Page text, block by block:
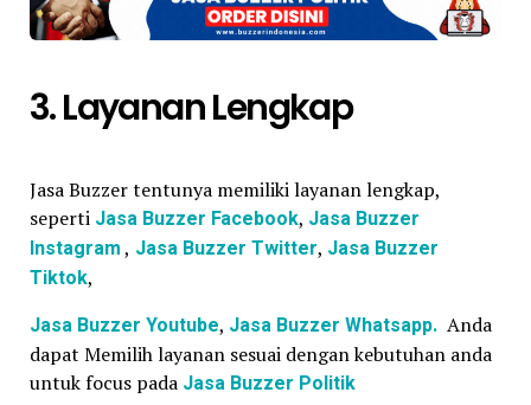
3. Layanan Lengkap
Jasa Buzzer tentunya memiliki layanan lengkap,
seperti Jasa Buzzer Facebook, Jasa Buzzer
Instagram, Jasa Buzzer Twitter, Jasa Buzzer
Tiktok,
Jasa Buzzer Youtube, Jasa Buzzer Whatsapp. Anda
dapat Memilih layanan sesuai dengan kebutuhan anda
untuk focus pada Jasa Buzzer Politik